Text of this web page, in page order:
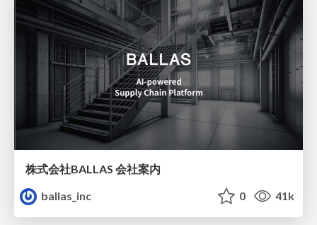
株式会社BALLAS 会社案内
ballas_inc
0 41k